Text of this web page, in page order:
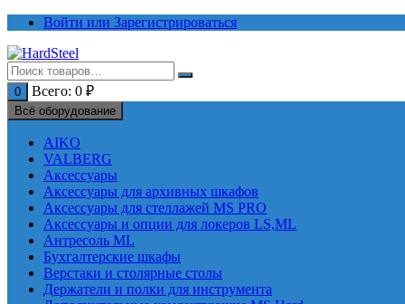
Перейти
содержимому
Войти или Зарегистрироваться
0 Всего: 0 ₽
Всё оборудование
AIKO
VALBERG
Аксессуары
Аксессуары для архивных шкафов
Аксессуары для стеллажей MS PRO
Аксессуары и опции для локеров LS,ML
Антресоль ML
Бухгалтерские шкафы
Верстаки и столярные столы
Держатели и полки для инструмента